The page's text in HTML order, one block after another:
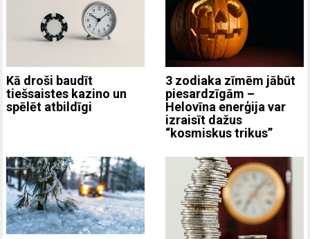
Kā droši baudīt
tiešsaistes kazino un
spēlēt atbildīgi
3 zodiaka zīmēm jābūt
piesardzīgām –
Helovīna enerģija var
izraisīt dažus
“kosmiskus trikus”